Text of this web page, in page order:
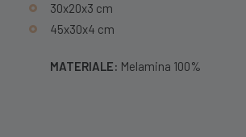
30x20x3 cm
45x30x4 cm
MATERIALE: Melamina 100%